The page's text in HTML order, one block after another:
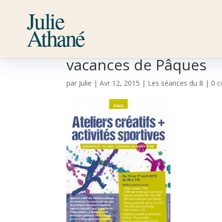
Julie
AthanéStage « Ateliers
vacances de Pâques
par Julie |Avr 12, 2015 | Les séances du 8 | 0